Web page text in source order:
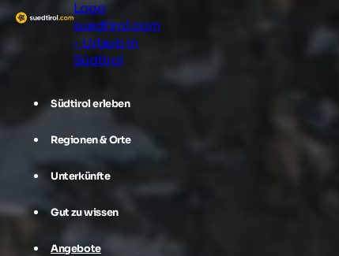
Logo
suedtirol.com
- Urlaub in
Südtirol
Südtirol erleben
Regionen & Orte
Unterkünfte
Gut zu wissen
Angebote